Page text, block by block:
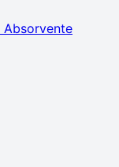
Absorvente